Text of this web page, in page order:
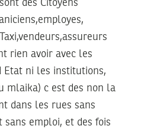
des Citoyens
rien avoir avec les
Etat ni les institutions,
mlaika) c est des non la
dans les rues sans
sans emploi, et des fois